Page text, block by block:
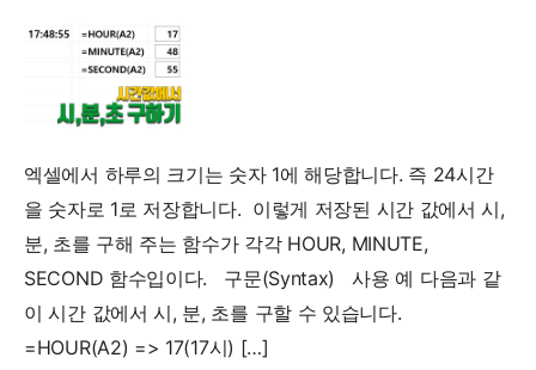
엑셀에서 하루의 크기는 숫자 1에 해당합니다. 즉 24시간
을 숫자로 1로 저장합니다. 이렇게 저장된 시간 값에서 시,
분, 초를 구해 주는 함수가 각각 HOUR, MINUTE,
SECOND 함수입이다. 구문(Syntax) 사용 예 다음과 같
이 시간 값에서 시, 분, 초를 구할 수 있습니다.
=HOUR(A2) => 17(17시) […]